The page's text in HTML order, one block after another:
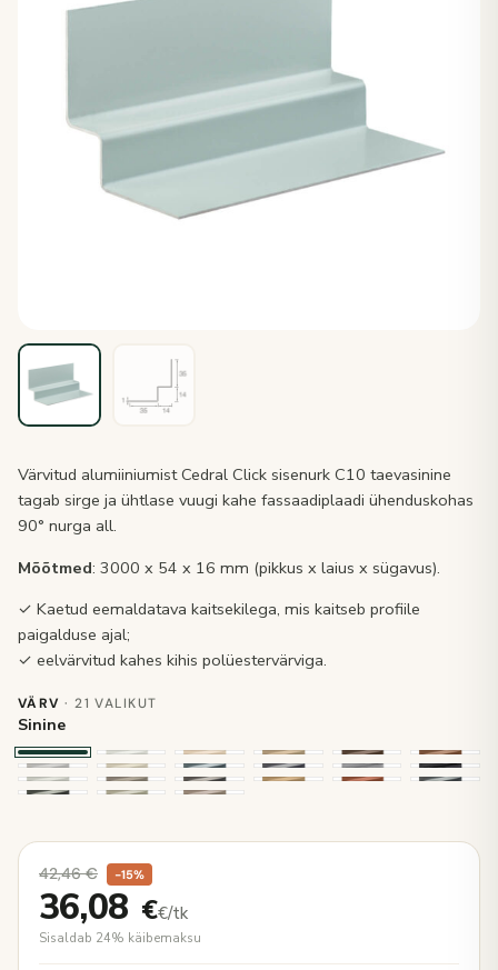
Värvitud alumiiniumist Cedral Click sisenurk C10 taevasinine
tagab sirge ja ühtlase vuugi kahe fassaadiplaadi ühenduskohas
90° nurga all.
Mõõtmed: 3000 x 54 x 16 mm (pikkus x laius x sügavus).
✓ Kaetud eemaldatava kaitsekilega, mis kaitseb profiile
paigalduse ajal;
✓ eelvärvitud kahes kihis polüestervärviga.
VÄRV · 21 VALIKUT
Sinine
42,46€ −15%
36,08 €€/tk
Sisaldab 24% käibemaksu